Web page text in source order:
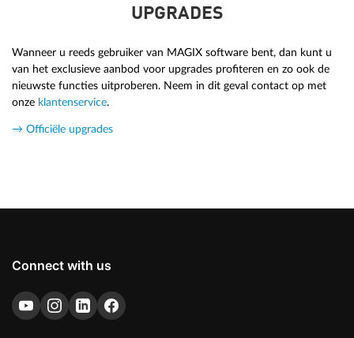
UPGRADES
Wanneer u reeds gebruiker van MAGIX software bent, dan kunt u
van het exclusieve aanbod voor upgrades profiteren en zo ook de
nieuwste functies uitproberen. Neem in dit geval contact op met
onze klantenservice.
→ Officiële upgrades
Connect with us